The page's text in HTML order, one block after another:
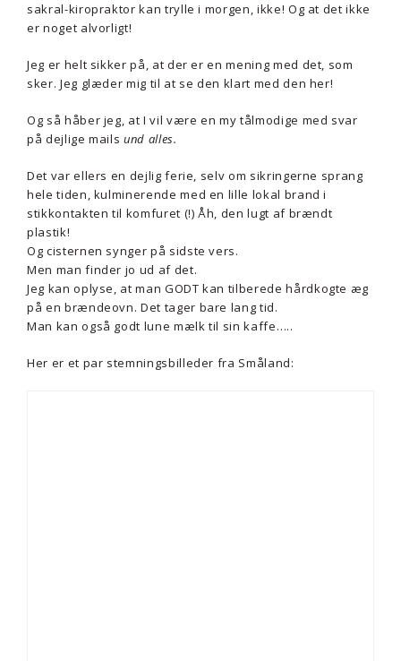
sakral-kiropraktor kan trylle i morgen, ikke! Og at det ikke
er noget alvorligt!
Jeg er helt sikker på, at der er en mening med det, som
sker. Jeg glæder mig til at se den klart med den her!
Og så håber jeg, at I vil være en my tålmodige med svar
på dejlige mailsund alles.
Det var ellers en dejlig ferie, selv om sikringerne sprang
hele tiden, kulminerende med en lille lokal brand i
stikkontakten til komfuret (!) Åh, den lugt af brændt
plastik!
Og cisternen synger på sidste vers.
Men man finder jo ud af det.
Jeg kan oplyse, at man GODT kan tilberede hårdkogte æg
på en brændeovn. Det tager bare lang tid.
Man kan også godt lune mælk til sin kaffe…..
Her er et par stemningsbilleder fra Småland: